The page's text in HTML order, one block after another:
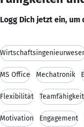
Logg Dich jetzt ein,
MS Office Mechatronik
Flexibilität Teamfähigkeit
Motivation Engagement